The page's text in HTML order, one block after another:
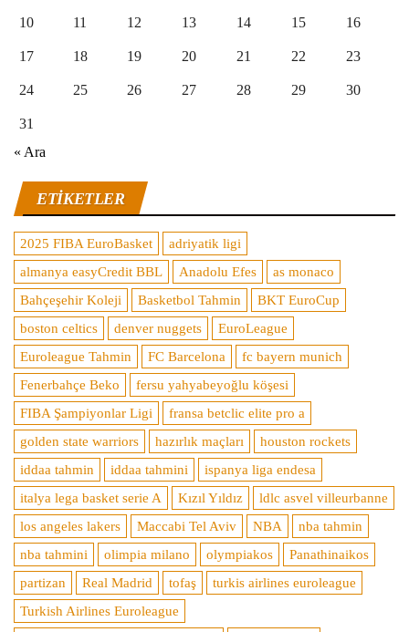
10 11 12 13 14 15 16
17 18 19 20 21 22 23
24 25 26 27 28 29 30
31
« Ara
ETIKETLER
2025 FIBA EuroBasket
adriyatik ligi
almanya easyCredit BBL
Anadolu Efes
as monaco
Bahçeşehir Koleji
Basketbol Tahmin
BKT EuroCup
boston celtics
denver nuggets
EuroLeague
Euroleague Tahmin
FC Barcelona
fc bayern munich
Fenerbahçe Beko
fersu yahyabeyoğlu köşesi
FIBA Şampiyonlar Ligi
fransa betclic elite pro a
golden state warriors
hazırlık maçları
houston rockets
iddaa tahmin
iddaa tahmini
ispanya liga endesa
italya lega basket serie A
Kızıl Yıldız
ldlc asvel villeurbanne
los angeles lakers
Maccabi Tel Aviv NBA
nba tahmin
nba tahmini
olimpia milano olympiakos
Panathinaikos
partizan
Real Madrid tofaş
turkis airlines euroleague
Turkish Airlines Euroleague